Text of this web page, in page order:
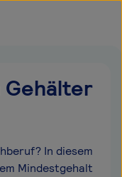
In diesem
Mindestgehalt